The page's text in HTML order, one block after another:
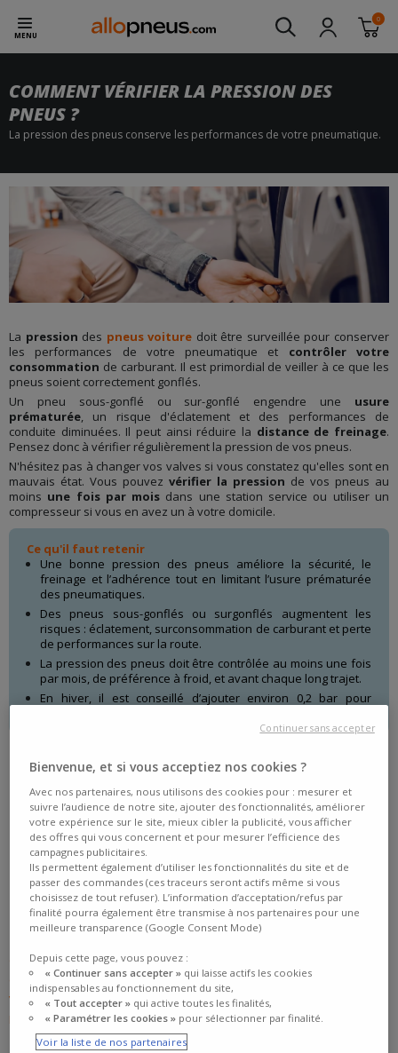
MENU
0
COMMENT VÉRIFIER LA PRESSION DES
PNEUS ?
La pression des pneus conserve les performances de votre pneumatique.
La pression des pneus voiture doit être surveillée pour conserver
les performances de votre pneumatique et contrôler votre
consommation de carburant. Il est primordial de veiller à ce que les
pneus soient correctement gonflés.
Un pneu sous-gonflé ou sur-gonflé engendre une usure
prématurée, un risque d'éclatement et des performances de
conduite diminuées. Il peut ainsi réduire la distance de freinage.
Pensez donc à vérifier régulièrement la pression de vos pneus.
N'hésitez pas à changer vos valves si vous constatez qu'elles sont en
mauvais état. Vous pouvez vérifier la pression de vos pneus au
moins une fois par mois dans une station service ou utiliser un
compresseur si vous en avez un à votre domicile.
Ce qu'il faut retenir
Une bonne pression des pneus améliore la sécurité, le
freinage et l’adhérence tout en limitant l’usure prématurée
des pneumatiques.
Des pneus sous-gonflés ou surgonflés augmentent les
risques : éclatement, surconsommation de carburant et perte
de performances sur la route.
La pression des pneus doit être contrôlée au moins une fois
par mois, de préférence à froid, et avant chaque long trajet.
En hiver, il est conseillé d’ajouter environ 0,2 bar pour
SOMMAIRE :
Où trouver la pression des pneus ?
Comment faire la pression des pneus ?
Vérifier la pression des pneus, été comme hiver
Le danger de rouler avec des pneus sous-gonflés
Bienvenue, et si vous acceptiez nos cookies ?
Avec nos partenaires, nous utilisons des cookies pour : mesurer et
suivre l’audience de notre site, ajouter des fonctionnalités, améliorer
votre expérience sur le site, mieux cibler la publicité, vous afficher
des offres qui vous concernent et pour mesurer l’efficience des
campagnes publicitaires.
Ils permettent également d’utiliser les fonctionnalités du site et de
passer des commandes (ces traceurs seront actifs même si vous
choisissez de tout refuser). L’information d’acceptation/refus par
finalité pourra également être transmise à nos partenaires pour une
meilleure transparence (Google Consent Mode)
Depuis cette page, vous pouvez :
« Continuer sans accepter »qui laisse actifs les cookies
indispensables au fonctionnement du site,
« Tout accepter »qui active toutes les finalités,
« Paramétrer les cookies »pour sélectionner par finalité.
Voir la liste de nos partenaires
Continuer sans accepter